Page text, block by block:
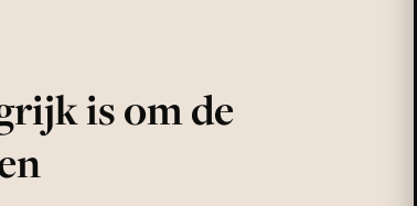
is om de